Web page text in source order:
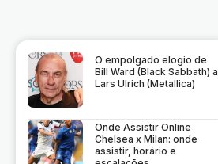
O empolgado elogio de
Bill Ward (Black Sabbath) a
Lars Ulrich (Metallica)
Onde Assistir Online
Chelsea x Milan: onde
assistir, horário e